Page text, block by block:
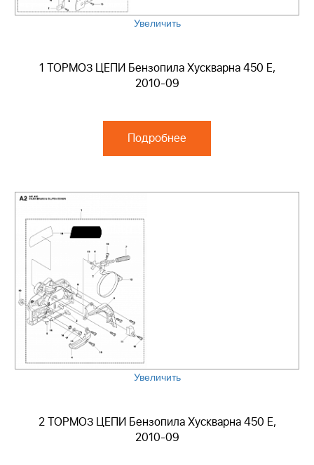
Увеличить
1 ТОРМОЗ ЦЕПИ Бензопила Хускварна 450 E,
2010-09
Подробнее
Увеличить
2 ТОРМОЗ ЦЕПИ Бензопила Хускварна 450 E,
2010-09